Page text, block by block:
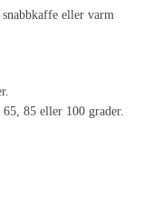
eller varm
85 eller 100 grader.